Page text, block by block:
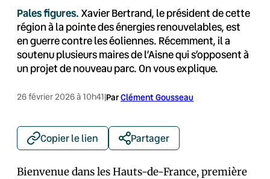
Pales figures. Xavier Bertrand, le président de cette
région à la pointe des énergies renouvelables, est
en guerre contre les éoliennes. Récemment, il a
soutenu plusieurs maires de l’Aisne qui s’opposent à
un projet de nouveau parc. On vous explique.
26 février 2026 à 10h41|ParClément Gousseau
Copier le lien Partager
Bienvenue dans les Hauts-de-France, première